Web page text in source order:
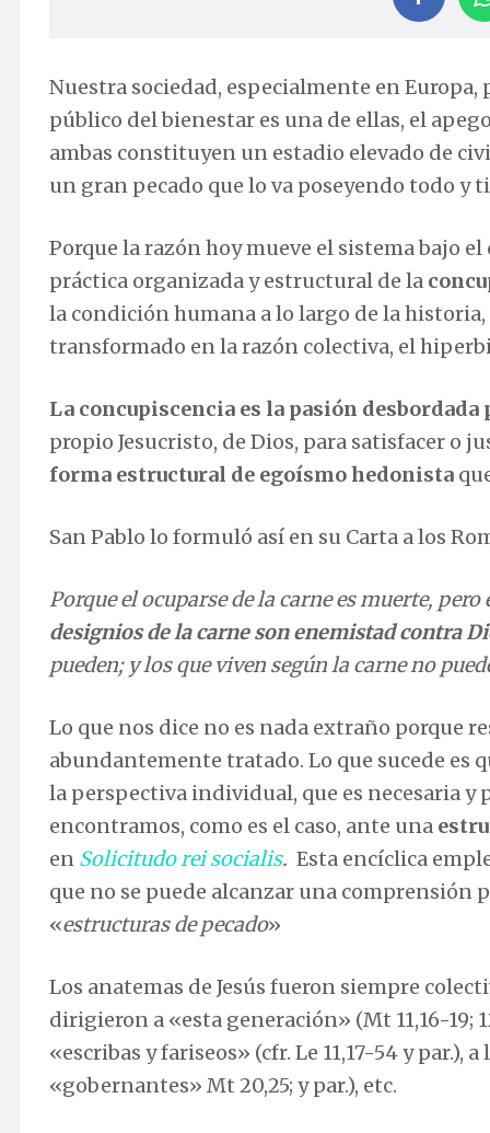
Nuestra sociedad, especialmente en
público del bienestar es una de ellas, el
ambas constituyen un estadio elevado de
un gran pecado que lo va poseyendo todo y
Porque la razón hoy mueve el sistema bajo
práctica organizada y estructural de la
la condición humana a lo largo de la
transformado en la razón colectiva, el
La concupiscencia es la pasión desbordada
propio Jesucristo, de Dios, para satisfacer o
forma estructural de egoísmo hedonista
San Pablo lo formuló así en su Carta a los
Porque el ocuparse de la carne es muerte,
designios de la carne son enemistad contra
pueden; y los que viven según la carne no
Lo que nos dice no es nada extraño porque
abundantemente tratado. Lo que sucede es
la perspectiva individual, que es necesaria
encontramos, como es el caso, ante una
en Solicitudo rei socialis. Esta encíclica
que no se puede alcanzar una comprensión
«estructuras de pecado»
Los anatemas de Jesús fueron siempre
dirigieron a «esta generación» (Mt 11,16-19;
«escribas y fariseos» (cfr. Le 11,17-54 y par.),
«gobernantes» Mt 20,25; y par.), etc.